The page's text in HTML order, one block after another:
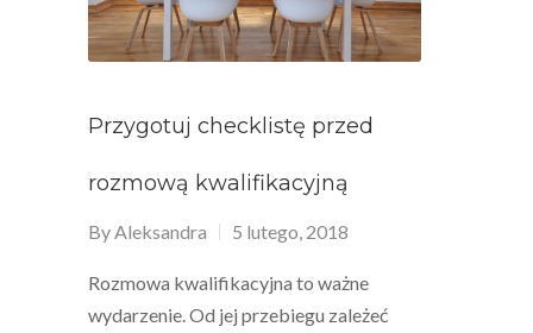
Przygotuj checklistę przed
rozmową kwalifikacyjną
By Aleksandra 5 lutego, 2018
Rozmowa kwalifikacyjna to ważne
wydarzenie. Od jej przebiegu zależeć